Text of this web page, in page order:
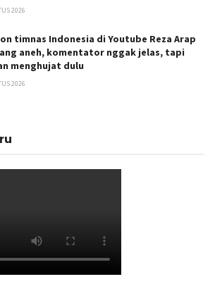
2026
timnas Indonesia di Youtube Reza Arap
aneh, komentator nggak jelas, tapi
menghujat dulu
2026